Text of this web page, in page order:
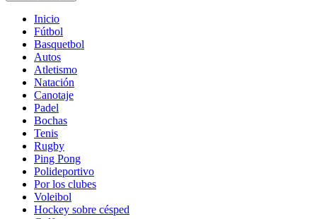
Inicio
Fútbol
Basquetbol
Autos
Atletismo
Natación
Canotaje
Padel
Bochas
Tenis
Rugby
Ping Pong
Polideportivo
Por los clubes
Voleibol
Hockey sobre césped